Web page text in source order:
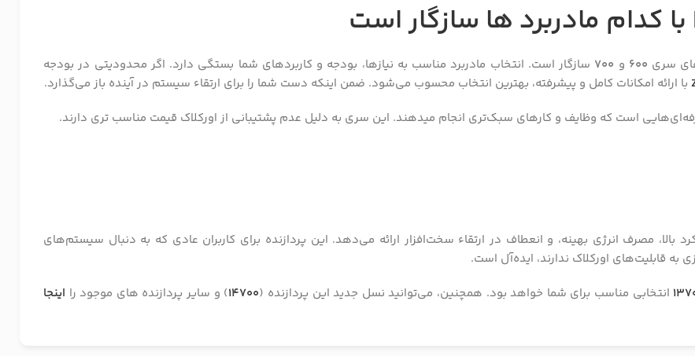
سری 600 و 700 سازگار است. انتخاب مادربرد مناسب به نیازها، بودجه و کاربردهای شما بستگی دارد. اگر محدودیتی در بودجه
با ارائه امکانات کامل و پیشرفته، بهترین انتخاب محسوب می‌شود. ضمن اینکه دست شما را برای ارتقاء سیستم در آینده باز می‌گذارد.
حرفه‌ای‌هایی است که وظایف و کارهای سبک‌تری انجام میدهند. این سری به دلیل عدم پشتیبانی از اورکلاک قیمت مناسب تری دارند.
مصرف انرژی بهینه، و انعطاف در ارتقاء سخت‌افزار ارائه می‌دهد. این پردازنده برای کاربران عادی که به دنبال سیستم‌های
به قابلیت‌های اورکلاک ندارند، ایده‌آل است.
انتخابی مناسب برای شما خواهد بود. همچنین، می‌توانید نسل جدید این پردازنده (14700) و سایر پردازنده های موجود را اینجا